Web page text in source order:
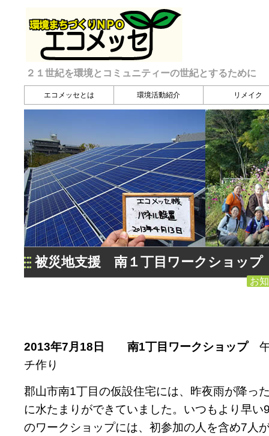
２１世紀を環境とコミュニティーの世紀とするために
エコメッセとは 環境活動紹介 リメイク
被災地支援 南１丁目ワークショッ
お
2013年7月18 日 南1丁目ワークショップ午
チ作り
郡山市南1丁目の仮設住宅には、昨夜雨が降っ
に水たまりができていました。いつもより早い
のワークショップには、初参加の人を含め7人